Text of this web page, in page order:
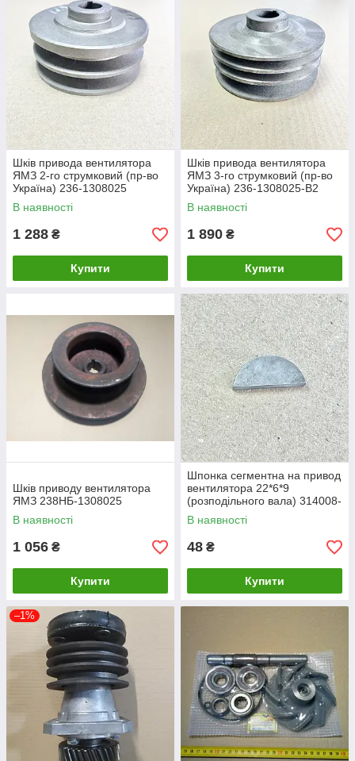
Шків привода вентилятора
ЯМЗ 2-го струмковий (пр-во
Україна) 236-1308025
В наявності
1 288 ₴
Купити
Шків привода вентилятора
ЯМЗ 3-го струмковий (пр-во
Україна) 236-1308025-В2
В наявності
1 890 ₴
Купити
Шків приводу вентилятора
ЯМЗ 238НБ-1308025
В наявності
1 056 ₴
Купити
Шпонка сегментна на привод
вентилятора 22*6*9
(розподільного вала) 314008-
П2
В наявності
48 ₴
Купити
–1%